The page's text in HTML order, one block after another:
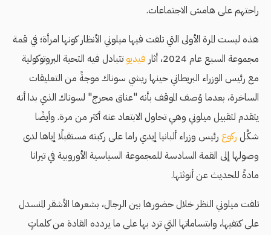
راحتهم على هامش الاجتماعات.
هذه ليست المرة الأولى التي تلفت فيها ميلوني الأنظار كونها امرأة؛ في قمة
مجموعة السبع عام 2024، أثار
فيديوتتبادل فيه التحية البروتوكولية
مع رئيس الوزراء البريطاني حينها ريشي سوناك موجةً من التعليقات
الساخرة، بعدما وُصف الموقف بأنه "عناق محرج" لسوناك الذي بدا أنه
يتقدم لتقبيل ميلوني وهي تحاول الابتعاد عنه أكثر من مرة. وأيضًا
شكَّل ركوع رئيس وزراء ألبانيا إيدي راما على ركبته مستقبلًا إياها لدى
وصولها إلى القمة السادسة للمجموعة السياسية الأوروبية في تيرانا
مادةً للحديث عن أنوثتها.
تلفت ميلوني النظر خلال حضورها بين الرجال، بشعرها الأشقر المنسدل
على كتفيها، وابتساماتها التي ترد بها على ما يردده القادة من كلماتٍ